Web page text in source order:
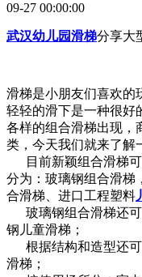
09-27 00:00:00
武汉幼儿园滑梯分享大
滑梯是小朋友们喜欢的
轻轻的滑下是一种很好
各样的组合滑梯出现，
类，今天我们就来了解
目前新颖组合滑梯可
分为：玻璃钢组合滑梯
合滑梯、进口工程塑料
玻璃钢组合滑梯还可
钢儿童滑梯；
根据结构和造型还可
滑梯；